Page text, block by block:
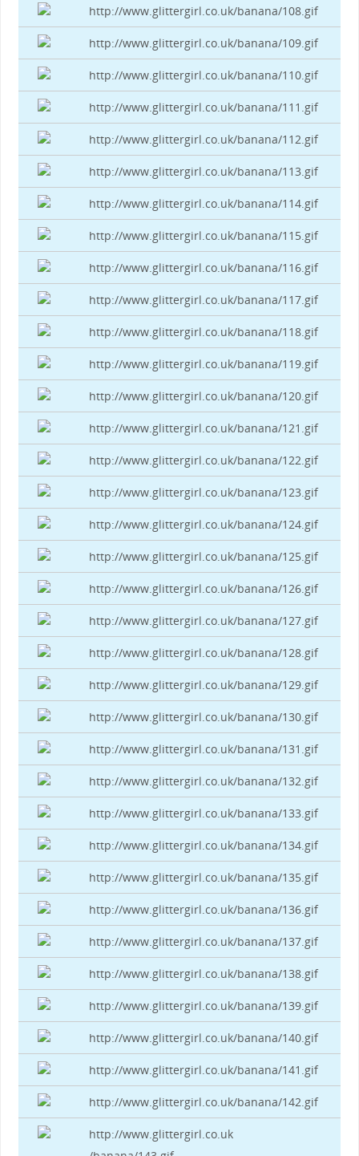
http://www.glittergirl.co.uk/banana/108.gif
http://www.glittergirl.co.uk/banana/109.gif
http://www.glittergirl.co.uk/banana/110.gif
http://www.glittergirl.co.uk/banana/111.gif
http://www.glittergirl.co.uk/banana/112.gif
http://www.glittergirl.co.uk/banana/113.gif
http://www.glittergirl.co.uk/banana/114.gif
http://www.glittergirl.co.uk/banana/115.gif
http://www.glittergirl.co.uk/banana/116.gif
http://www.glittergirl.co.uk/banana/117.gif
http://www.glittergirl.co.uk/banana/118.gif
http://www.glittergirl.co.uk/banana/119.gif
http://www.glittergirl.co.uk/banana/120.gif
http://www.glittergirl.co.uk/banana/121.gif
http://www.glittergirl.co.uk/banana/122.gif
http://www.glittergirl.co.uk/banana/123.gif
http://www.glittergirl.co.uk/banana/124.gif
http://www.glittergirl.co.uk/banana/125.gif
http://www.glittergirl.co.uk/banana/126.gif
http://www.glittergirl.co.uk/banana/127.gif
http://www.glittergirl.co.uk/banana/128.gif
http://www.glittergirl.co.uk/banana/129.gif
http://www.glittergirl.co.uk/banana/130.gif
http://www.glittergirl.co.uk/banana/131.gif
http://www.glittergirl.co.uk/banana/132.gif
http://www.glittergirl.co.uk/banana/133.gif
http://www.glittergirl.co.uk/banana/134.gif
http://www.glittergirl.co.uk/banana/135.gif
http://www.glittergirl.co.uk/banana/136.gif
http://www.glittergirl.co.uk/banana/137.gif
http://www.glittergirl.co.uk/banana/138.gif
http://www.glittergirl.co.uk/banana/139.gif
http://www.glittergirl.co.uk/banana/140.gif
http://www.glittergirl.co.uk/banana/141.gif
http://www.glittergirl.co.uk/banana/142.gif
http://www.glittergirl.co.uk